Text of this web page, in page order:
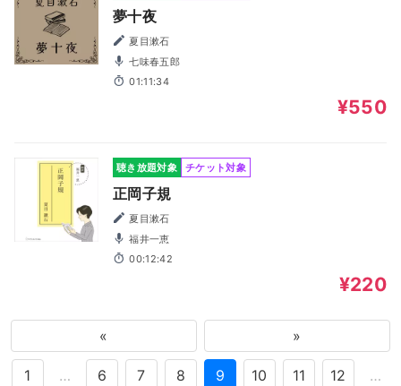
夢十夜
夏目漱石
七味春五郎
01:11:34
¥550
聴き放題対象 チケット対象
正岡子規
夏目漱石
福井一恵
00:12:42
¥220
« »
1 … 6 7 8 9 10 11 12 …